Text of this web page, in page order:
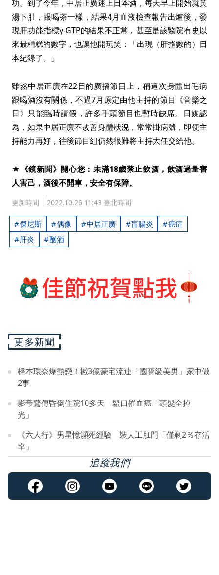
功。到了今年，中居正廣迷上日本酒，每天早上開始就黃
湯下肚，跟喝茶一樣，結果4月血液檢查報告出爐後，發
現肝功能指標γ-GTP的結果不正常，甚至是該醫院有史以
來最糟糕的數字，也讓他開玩笑：「出現（肝指數的）日
本紀錄了。」
雖然中居正廣在22日的廣播節目上，稱這次身體出毛病
跟喝酒沒有關係，不過7月原定由他主持的節目《音樂之
日》只能臨時請假，許多手頭節目也暫時缺席。日媒認
為，如果中居正廣不改善身體狀況，常常掛病號，即便主
持能力再好，往後節目組仍然很難將主持大任交給他。
★《鏡新聞》關心您：未滿18歲禁止飲酒，飲酒過量害
人害己，酒後不開車，安全有保障。
更新時間 2022.10.26 11:43 臺北時間
傑尼斯 偶像 中居正廣 盲腸炎
癌症
肝炎
酗酒
更多新聞
橋本環奈爆熱戀！撇3億豪宅流連「國寶級美男」家中做
2事
影帝驚傳昏倒住院10多天 鬆口罹血癌「頭髮全掉
光」
《六人行》男星憶瀕死經驗 裝人工肛門「僅剩2％存活
率」
追蹤我們